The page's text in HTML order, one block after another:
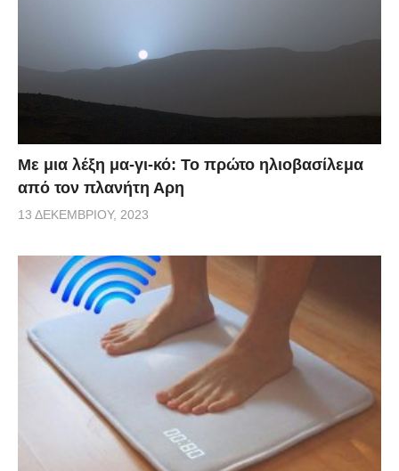
Με μια λέξη μα-γι-κό: Το πρώτο ηλιοβασίλεμα
από τον πλανήτη Αρη
13 ΔΕΚΕΜΒΡΊΟΥ, 2023